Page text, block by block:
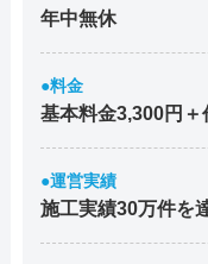
年中無休
●料金
基本料金3,300円＋
●運営実績
施工実績30万件を